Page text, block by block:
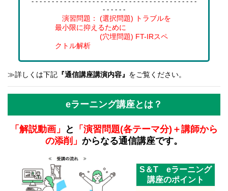
- - - - - -
演習問題： (選択問題) トラブルを
最小限に抑えるために
(穴埋問題) FT-IRスペ
クトル解析
≫詳しくは下記 『通信講座講演内容』 をご覧ください。
eラーニング講座とは？
「解説動画」 と
「演習問題(各テーマ分)＋講師から
の添削」 からなる通信講座です。
S＆T eラーニング
講座のポイント